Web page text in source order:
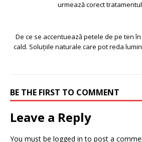
urmează corect tratamentul
De ce se accentuează petele de pe ten
cald. Soluțiile naturale care pot reda
BE THE FIRST TO COMMENT
Leave a Reply
You must be logged in to post a